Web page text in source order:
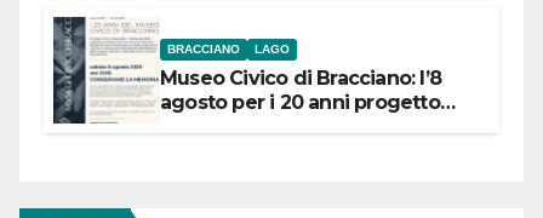
BRACCIANO LAGO
Museo Civico di Bracciano: l’8
agosto per i 20 anni progetto